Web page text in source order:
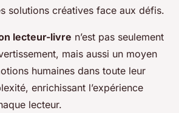
solutions créatives face aux défis.
lecteur-livre n’est pas seulement
mais aussi un moyen
humaines dans toute leur
enrichissant l’expérience
lecteur.